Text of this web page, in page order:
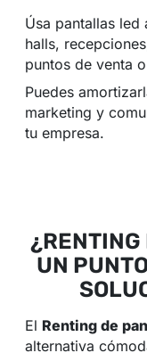
Úsa pantallas led
halls,
puntos de venta
Puedes
marketing y
tu empresa.
UN
El Renting de
alternativa